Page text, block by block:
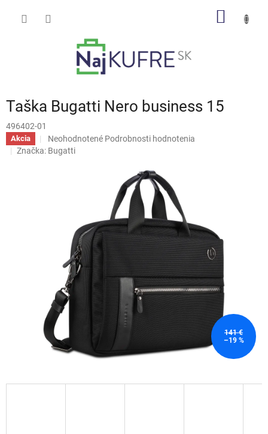
Taška Bugatti Nero business 15
496402-01
Akcia
Priemerné
hodnotenie
Neohodnotené Podrobnosti hodnotenia
Značka: Bugatti
141 €
–19 %